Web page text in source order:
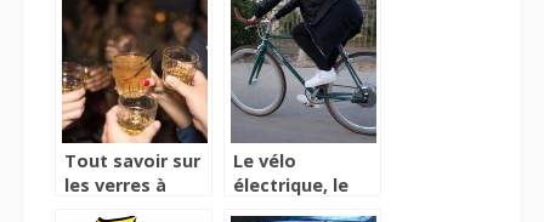
cicatrices
d’acné
une table
pliante
Tout savoir sur
les verres à
Le vélo
électrique, le